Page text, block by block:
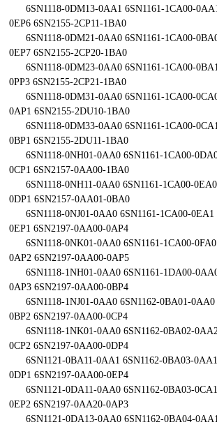
6SN1118-0DM13-0AA1 6SN1161-1CA00-
0EP6 6SN2155-2CP11-1BA0
6SN1118-0DM21-0AA0 6SN1161-1CA00-
0EP7 6SN2155-2CP20-1BA0
6SN1118-0DM23-0AA0 6SN1161-1CA00-
0PP3 6SN2155-2CP21-1BA0
6SN1118-0DM31-0AA0 6SN1161-1CA00-
0AP1 6SN2155-2DU10-1BA0
6SN1118-0DM33-0AA0 6SN1161-1CA00-
0BP1 6SN2155-2DU11-1BA0
6SN1118-0NH01-0AA0 6SN1161-1CA00-
0CP1 6SN2157-0AA00-1BA0
6SN1118-0NH11-0AA0 6SN1161-1CA00-
0DP1 6SN2157-0AA01-0BA0
6SN1118-0NJ01-0AA0 6SN1161-1CA00-0EA1
0EP1 6SN2197-0AA00-0AP4
6SN1118-0NK01-0AA0 6SN1161-1CA00-0FA0
0AP2 6SN2197-0AA00-0AP5
6SN1118-1NH01-0AA0 6SN1161-1DA00-
0AP3 6SN2197-0AA00-0BP4
6SN1118-1NJ01-0AA0 6SN1162-0BA01-0AA0
0BP2 6SN2197-0AA00-0CP4
6SN1118-1NK01-0AA0 6SN1162-0BA02-
0CP2 6SN2197-0AA00-0DP4
6SN1121-0BA11-0AA1 6SN1162-0BA03-
0DP1 6SN2197-0AA00-0EP4
6SN1121-0DA11-0AA0 6SN1162-0BA03-
0EP2 6SN2197-0AA20-0AP3
6SN1121-0DA13-0AA0 6SN1162-0BA04-